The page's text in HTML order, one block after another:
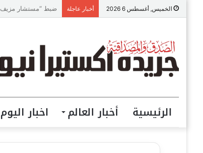
الخميس, أغسطس 6 2026 أخبار عاجلة خليك فاكر
الرئيسية أخبار العالم اخبار اليوم